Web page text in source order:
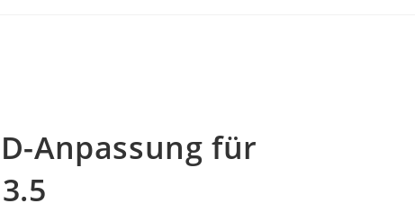
Anpassung für